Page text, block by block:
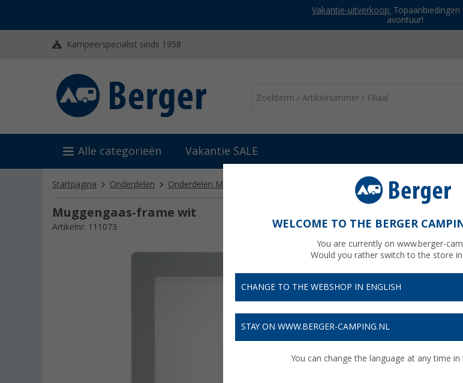
Vakantie-uitverkoop:
avontuur!
Kampeerspecialist sinds 1958
Alle categorieën Vakantie SALE
Startpagina Onderdelen Onderdelen MPK Muggengaas-frame wit
Muggengaas-frame wit
Artikelnr: 111073 WELCOME TO THE BERGER
You are currently on www.berger-
Would you rather switch to the store in
CHANGE TO THE WEBSHOP IN ENGLISH
STAY ON WWW.BERGER-CAMPING.NL
You can change the language at any time in